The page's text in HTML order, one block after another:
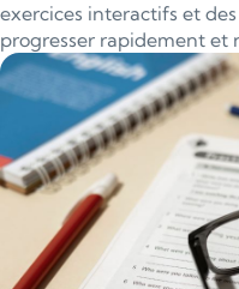
exercices interactifs et
progresser rapidement et